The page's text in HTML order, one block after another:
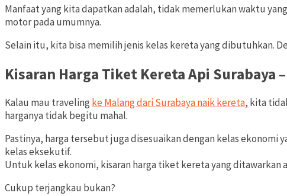
Manfaat yang kita dapatkan adalah, tidak memerlukan waktu
motor pada umumnya.
Selain itu, kita bisa memilih jenis kelas kereta yang dibutuhkan.
Kisaran Harga Tiket Kereta Api Surabaya
Kalau mau travelingke Malang dari Surabaya naik kereta, kita
harganya tidak begitu mahal.
Pastinya, harga tersebut juga disesuaikan dengan kelas
kelas eksekutif.
Untuk kelas ekonomi, kisaran harga tiket kereta yang ditawarkan
Cukup terjangkau bukan?